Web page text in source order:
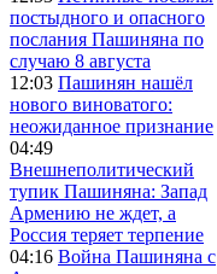
постыдного и опасного
послания Пашиняна по
случаю 8 августа
12:03 Пашинян нашёл
нового виноватого:
неожиданное признание
04:49
Внешнеполитический
тупик Пашиняна: Запад
Армению не ждет, а
Россия теряет терпение
04:16 Война Пашиняна с